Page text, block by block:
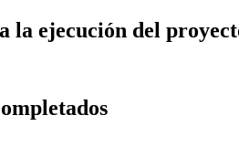
la ejecución del